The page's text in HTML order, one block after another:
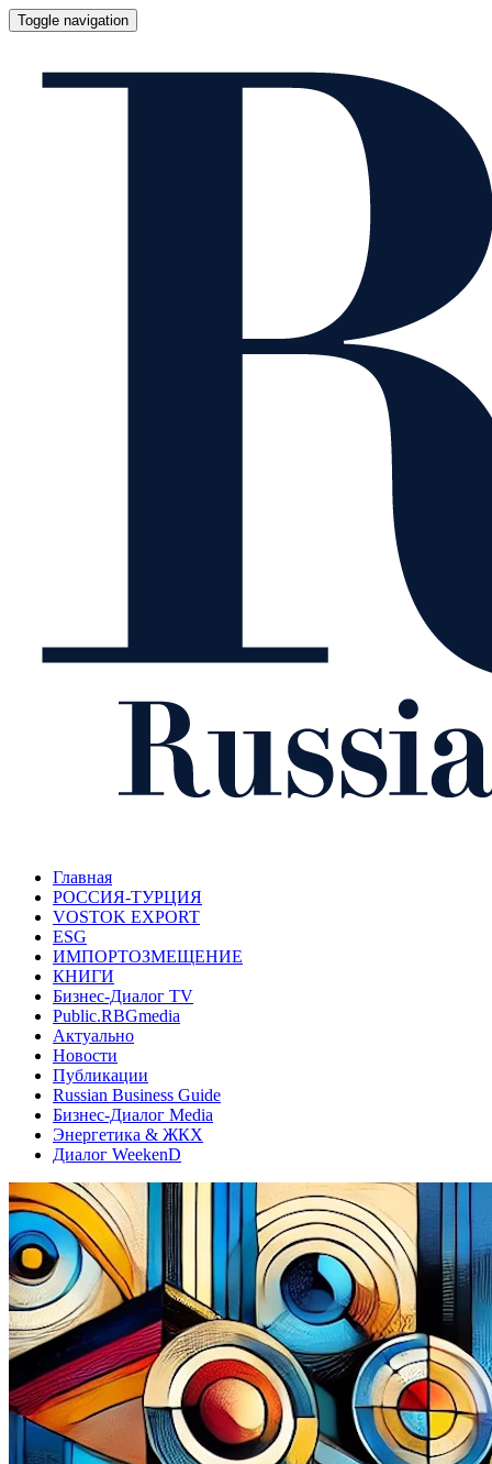
Toggle navigation
Главная
РОССИЯ-ТУРЦИЯ
VOSTOK EXPORT
ESG
ИМПОРТОЗМЕЩЕНИЕ
КНИГИ
Бизнес-Диалог TV
Public.RBGmedia
Актуально
Новости
Публикации
Russian Business Guide
Бизнес-Диалог Media
Энергетика & ЖКХ
Диалог WeekenD